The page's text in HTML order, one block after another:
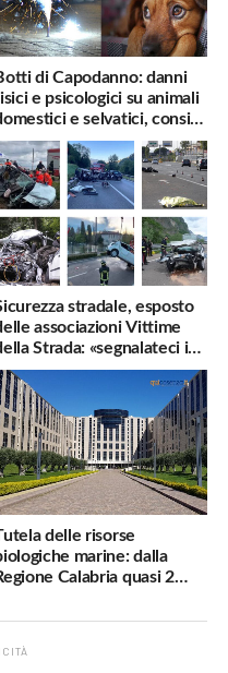
di Capodanno: danni
e psicologici su animali
e selvatici, consigli
stradale, esposto
associazioni Vittime
Strada: «segnalateci i
interverremo
delle risorse
marine: dalla
Calabria quasi 2